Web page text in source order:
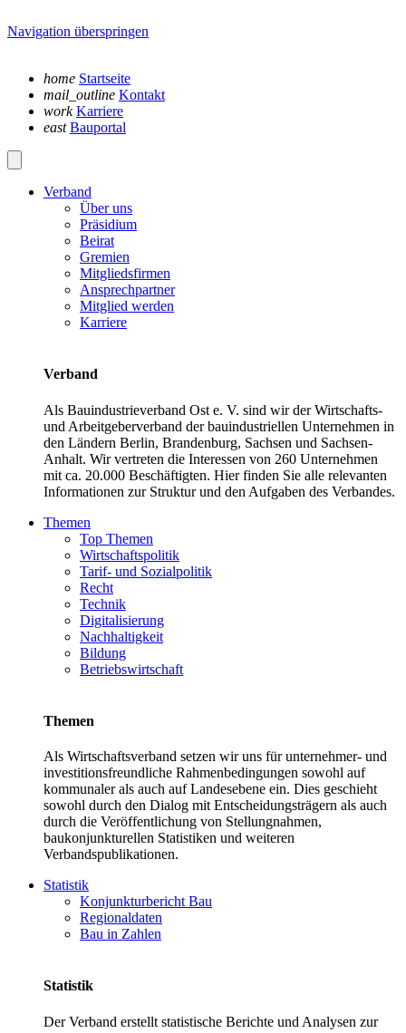
Navigation überspringen
home Startseite
mail_outline Kontakt
work Karriere
east Bauportal
Verband
Über uns
Präsidium
Beirat
Gremien
Mitgliedsfirmen
Ansprechpartner
Mitglied werden
Karriere
Verband
Als Bauindustrieverband Ost e. V. sind wir der Wirtschafts-
und Arbeitgeberverband der bauindustriellen Unternehmen in
den Ländern Berlin, Brandenburg, Sachsen und Sachsen-
Anhalt. Wir vertreten die Interessen von 260 Unternehmen
mit ca. 20.000 Beschäftigten. Hier finden Sie alle relevanten
Informationen zur Struktur und den Aufgaben des Verbandes.
Themen
Top Themen
Wirtschaftspolitik
Tarif- und Sozialpolitik
Recht
Technik
Digitalisierung
Nachhaltigkeit
Bildung
Betriebswirtschaft
Themen
Als Wirtschaftsverband setzen wir uns für unternehmer- und
investitionsfreundliche Rahmenbedingungen sowohl auf
kommunaler als auch auf Landesebene ein. Dies geschieht
sowohl durch den Dialog mit Entscheidungsträgern als auch
durch die Veröffentlichung von Stellungnahmen,
baukonjunkturellen Statistiken und weiteren
Verbandspublikationen.
Statistik
Konjunkturbericht Bau
Regionaldaten
Bau in Zahlen
Statistik
Der Verband erstellt statistische Berichte und Analysen zur